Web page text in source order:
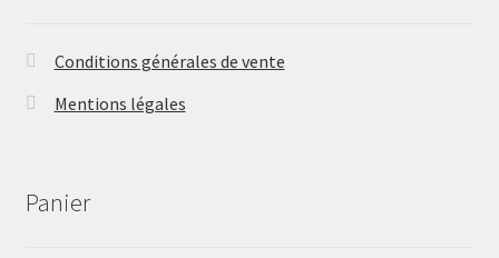
Conditions générales de vente
Mentions légales
Panier